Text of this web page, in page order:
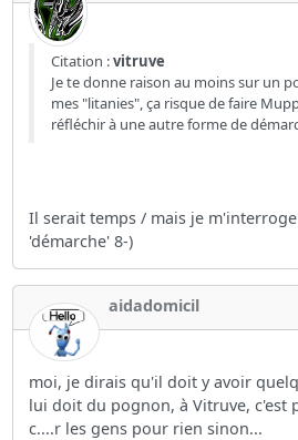
Citation :vitruve
Je te donne raison au moins sur un
mes "litanies", ça risque de faire
réfléchir à une autre forme de
Il serait temps / mais je
'démarche' 8-)
aidadomicil
moi, je dirais qu'il doit y avoir
lui doit du pognon, à Vitruve, c'est
c....r les gens pour rien sinon...